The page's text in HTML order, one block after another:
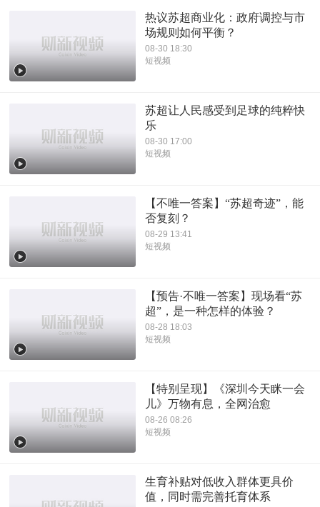
热议苏超商业化：政府调控与市
场规则如何平衡？
08-30 18:30
短视频
苏超让人民感受到足球的纯粹快
乐
08-30 17:00
短视频
【不唯一答案】“苏超奇迹”，能
否复刻？
08-29 13:41
短视频
【预告·不唯一答案】现场看“苏
超”，是一种怎样的体验？
08-28 18:03
短视频
【特别呈现】《深圳今天眯一会
儿》万物有息，全网治愈
08-26 08:26
短视频
生育补贴对低收入群体更具价
值，同时需完善托育体系